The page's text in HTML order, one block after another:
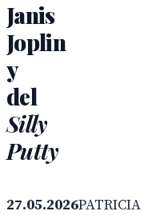
Janis
Joplin
y
del
Silly
Putty
27.05.2026PATRICIA